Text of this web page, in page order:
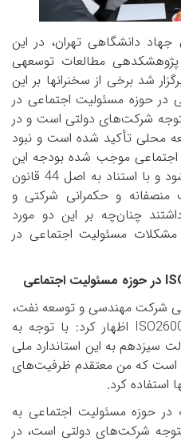
دانشگاهی تهران، در این
مطالعات توسعه­ی
شد برخی از سخنران­ها بر این
در حوزه مسئولیت اجتماعی در
شرکت‌های دولتی است و در
محلی تأکید شده است و نبود
اجتماعی موجب شده بودجه این
حوزه متوجه موضوعات دیگری ‌شود و با استناد به اصل 44 قانون
منصفانه و حکمرانی شرکتی و
چنان‌چه بر این دو مورد
مشکلات مسئولیت اجتماعی در
در حوزه مسئولیت اجتماعی
شرکت مهندسی و توسعه نفت،
اظهار کرد: با توجه به
سیزدهم به این استاندارد ملی
است که من معتقدم ظرفیت‌های
استفاده کرد.
در حوزه مسئولیت اجتماعی به
شرکت‌های دولتی است، در